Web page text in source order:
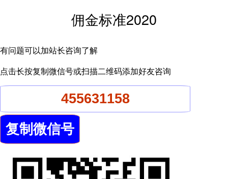
佣金标准2020
有问题可以加站长咨询了解
点击长按复制微信号或扫描二维码添加好友咨询